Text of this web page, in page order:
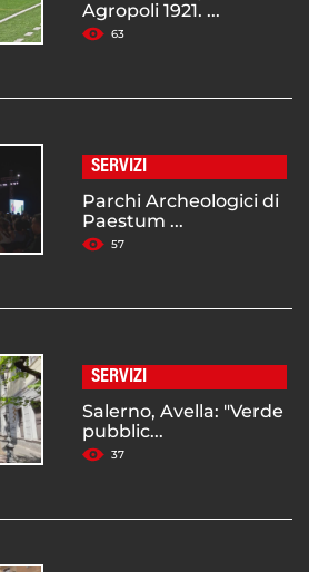
Agropoli 1921. ...
63
SERVIZI
Parchi Archeologici di
Paestum ...
57
SERVIZI
Salerno, Avella: "Verde
pubblic...
37